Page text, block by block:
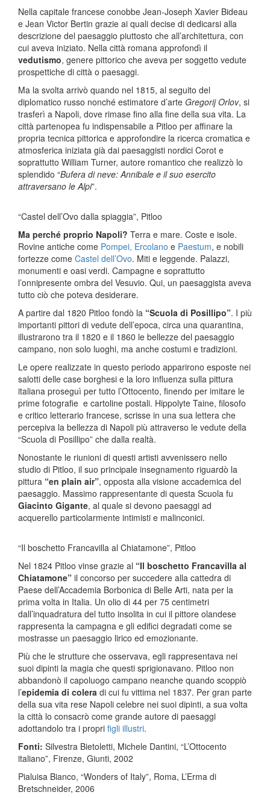
Nella capitale francese conobbe Jean-Joseph Xavier Bideau
e Jean Victor Bertin grazie ai quali decise di dedicarsi alla
descrizione del paesaggio piuttosto che all’architettura, con
cui aveva iniziato. Nella città romana approfondì il
vedutismo, genere pittorico che aveva per soggetto vedute
prospettiche di città o paesaggi.
Ma la svolta arrivò quando nel 1815, al seguito del
diplomatico russo nonché estimatore d’arte Gregorij Orlov, si
trasferì a Napoli, dove rimase fino alla fine della sua vita. La
città partenopea fu indispensabile a Pitloo per affinare la
propria tecnica pittorica e approfondire la ricerca cromatica e
atmosferica iniziata già dai paesaggisti nordici Corot e
soprattutto William Turner, autore romantico che realizzò lo
splendido “Bufera di neve: Annibale e il suo esercito
attraversano le Alpi”.
“Castel dell’Ovo dalla spiaggia”, Pitloo
Ma perché proprio Napoli? Terra e mare. Coste e isole.
Rovine antiche come Pompei, Ercolano e Paestum, e nobili
fortezze come Castel dell’Ovo. Miti e leggende. Palazzi,
monumenti e oasi verdi. Campagne e soprattutto
l’onnipresente ombra del Vesuvio. Qui, un paesaggista aveva
tutto ciò che poteva desiderare.
A partire dal 1820 Pitloo fondò la “Scuola di Posillipo”. I più
importanti pittori di vedute dell’epoca, circa una quarantina,
illustrarono tra il 1820 e il 1860 le bellezze del paesaggio
campano, non solo luoghi, ma anche costumi e tradizioni.
Le opere realizzate in questo periodo apparirono esposte nei
salotti delle case borghesi e la loro influenza sulla pittura
italiana proseguì per tutto l’Ottocento, finendo per imitare le
prime fotografie e cartoline postali. Hippolyte Taine, filosofo
e critico letterario francese, scrisse in una sua lettera che
percepiva la bellezza di Napoli più attraverso le vedute della
“Scuola di Posillipo” che dalla realtà.
Nonostante le riunioni di questi artisti avvenissero nello
studio di Pitloo, il suo principale insegnamento riguardò la
pittura “en plain air”, opposta alla visione accademica del
paesaggio. Massimo rappresentante di questa Scuola fu
Giacinto Gigante, al quale si devono paesaggi ad
acquerello particolarmente intimisti e malinconici.
“Il boschetto Francavilla al Chiatamone”, Pitloo
Nel 1824 Pitloo vinse grazie al “Il boschetto Francavilla al
Chiatamone” il concorso per succedere alla cattedra di
Paese dell’Accademia Borbonica di Belle Arti, nata per la
prima volta in Italia. Un olio di 44 per 75 centimetri
dall’inquadratura del tutto insolita in cui il pittore olandese
rappresenta la campagna e gli edifici degradati come se
mostrasse un paesaggio lirico ed emozionante.
Più che le strutture che osservava, egli rappresentava nei
suoi dipinti la magia che questi sprigionavano. Pitloo non
abbandonò il capoluogo campano neanche quando scoppiò
l’epidemia di colera di cui fu vittima nel 1837. Per gran parte
della sua vita rese Napoli celebre nei suoi dipinti, a sua volta
la città lo consacrò come grande autore di paesaggi
adottandolo tra i propri figli illustri.
Fonti: Silvestra Bietoletti, Michele Dantini, “L’Ottocento
italiano”, Firenze, Giunti, 2002
Pialuisa Bianco, “Wonders of Italy”, Roma, L’Erma di
Bretschneider, 2006